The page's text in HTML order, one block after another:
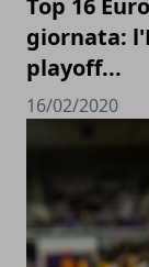
Top 16
giornata:
playoff...
16/02/2020